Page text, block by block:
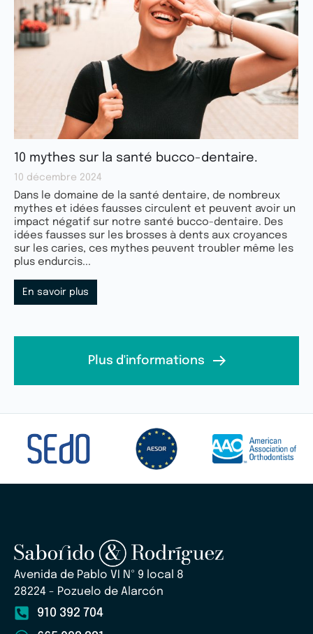
10 mythes sur la santé bucco-dentaire.
10 décembre 2024
Dans le domaine de la santé dentaire, de nombreux
mythes et idées fausses circulent et peuvent avoir un
impact négatif sur notre santé bucco-dentaire. Des
idées fausses sur les brosses à dents aux croyances
sur les caries, ces mythes peuvent troubler même les
plus endurcis...
En savoir plus
Plus d'informations
Avenida de Pablo VI Nº 9 local 8
28224 - Pozuelo de Alarcón
910 392 704